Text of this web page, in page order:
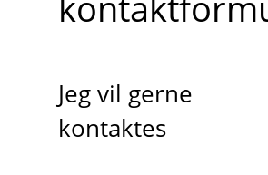
Jeg vil gerne
kontaktes